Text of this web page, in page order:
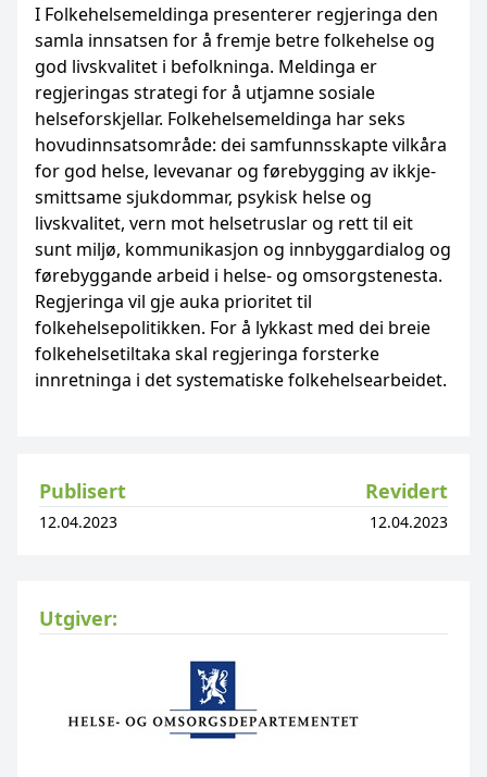
I Folkehelsemeldinga presenterer regjeringa den
samla innsatsen for å fremje betre folkehelse og
god livskvalitet i befolkninga. Meldinga er
regjeringas strategi for å utjamne sosiale
helseforskjellar. Folkehelsemeldinga har seks
hovudinnsatsområde: dei samfunnsskapte vilkåra
for god helse, levevanar og førebygging av ikkje-
smittsame sjukdommar, psykisk helse og
livskvalitet, vern mot helsetruslar og rett til eit
sunt miljø, kommunikasjon og innbyggardialog og
førebyggande arbeid i helse- og omsorgstenesta.
Regjeringa vil gje auka prioritet til
folkehelsepolitikken. For å lykkast med dei breie
folkehelsetiltaka skal regjeringa forsterke
innretninga i det systematiske folkehelsearbeidet.
Publisert Revidert
12.04.2023 12.04.2023
Utgiver: